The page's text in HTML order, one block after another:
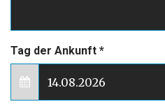
Tag der Ankunft *